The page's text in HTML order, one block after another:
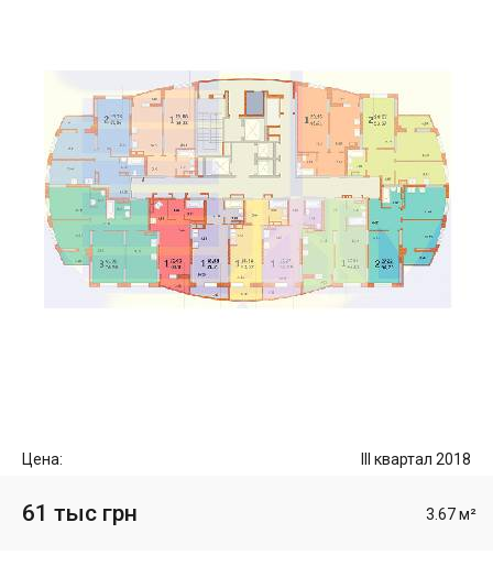
Цена: III квартал 2018
61 тыс грн 3.67 м²